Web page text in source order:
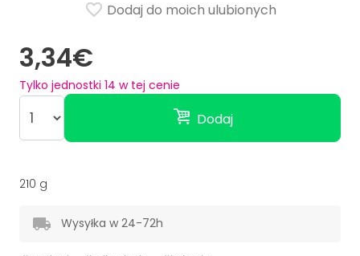
3,34€
Tylko jednostki 14 w tej cenie
Dodaj
Dodaj do moich ulubionych
210 g
Wysyłka w 24-72h